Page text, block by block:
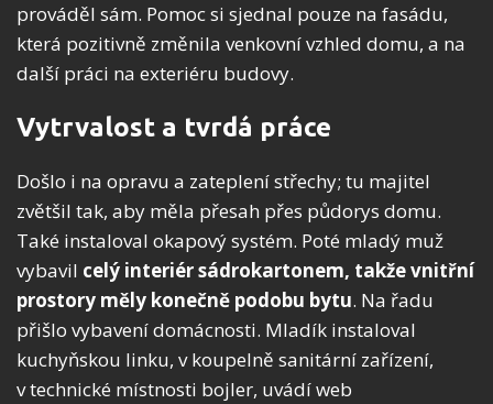
prováděl sám. Pomoc si sjednal pouze na fasádu,
která pozitivně změnila venkovní vzhled domu, a na
další práci na exteriéru budovy.
Vytrvalost a tvrdá práce
Došlo i na opravu a zateplení střechy; tu majitel
zvětšil tak, aby měla přesah přes půdorys domu.
Také instaloval okapový systém. Poté mladý muž
vybavil celý interiér sádrokartonem, takževnitřní
prostory měly konečně podobu bytu. Na řadu
přišlo vybavení domácnosti. Mladík instaloval
kuchyňskou linku, v koupelně sanitární zařízení,
v technické místnosti bojler, uvádí web